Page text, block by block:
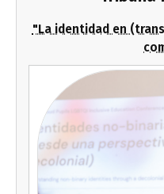
"La identidad en